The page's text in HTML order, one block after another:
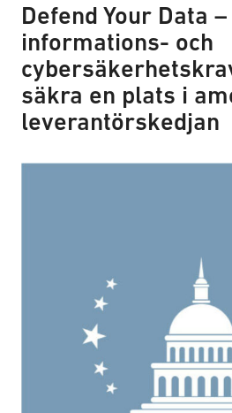
Defend Your Data
informations- och
säkra en plats i
leverantörskedjan